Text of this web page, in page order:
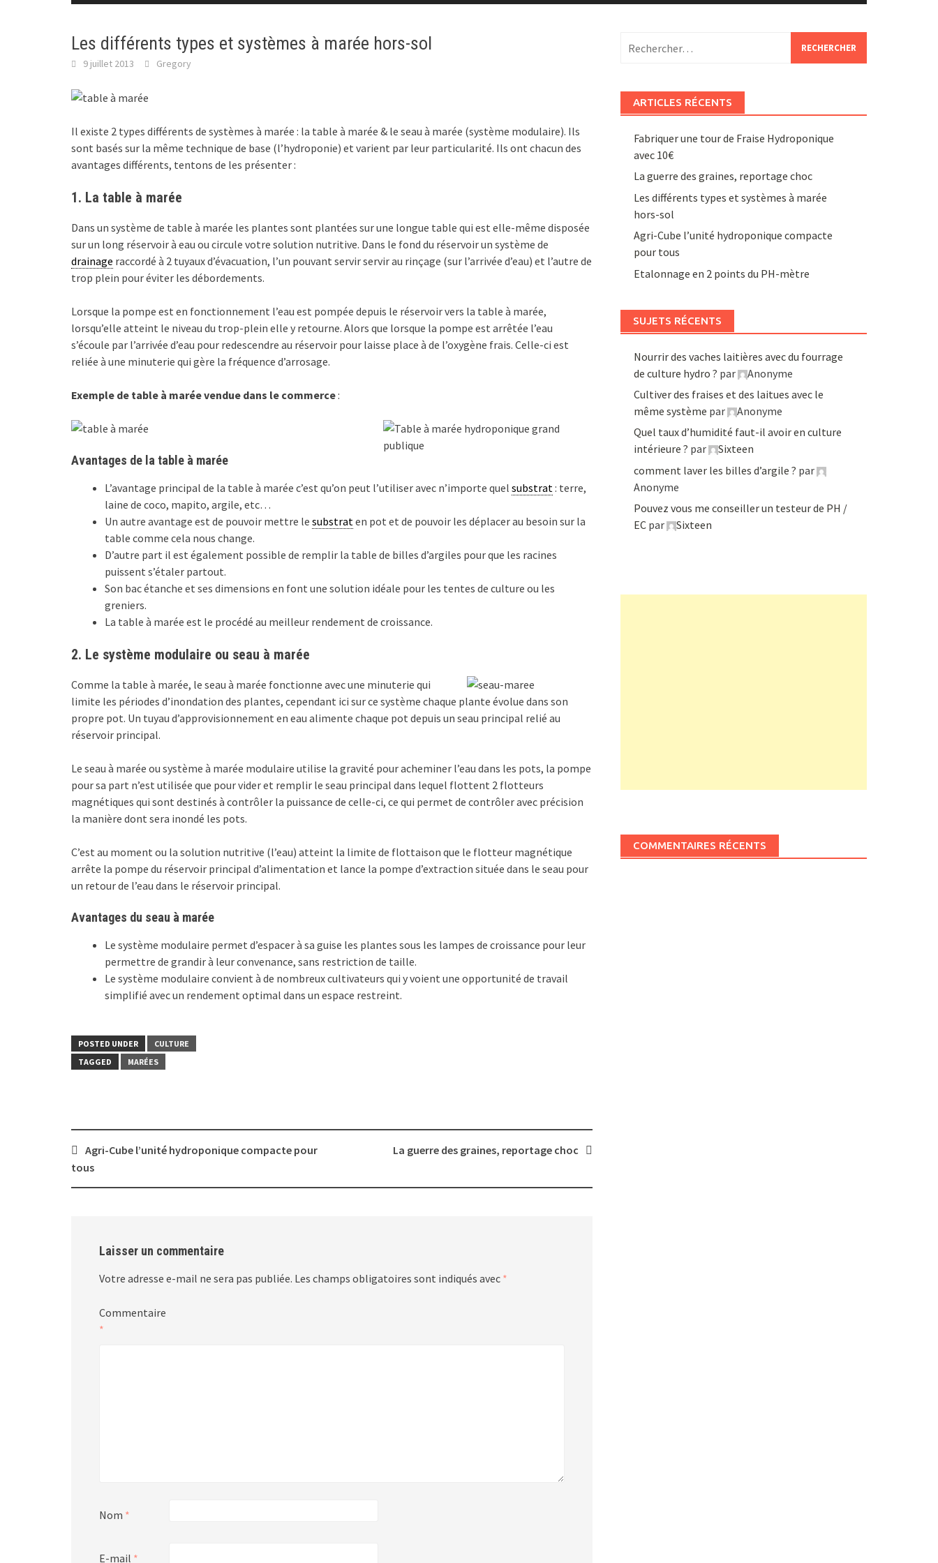
Les différents types et systèmes à marée hors-sol
9 juillet 2013 Gregory
Il existe 2 types différents de systèmes à marée : la table à marée & le seau à marée (système modulaire). Ils
sont basés sur la même technique de base (l’hydroponie) et varient par leur particularité. Ils ont chacun des
avantages différents, tentons de les présenter :
1. La table à marée
Dans un système de table à marée les plantes sont plantées sur une longue table qui est elle-même disposée
sur un long réservoir à eau ou circule votre solution nutritive. Dans le fond du réservoir un système de
drainage raccordé à 2 tuyaux d’évacuation, l’un pouvant servir servir au rinçage (sur l’arrivée d’eau) et l’autre de
trop plein pour éviter les débordements.
Lorsque la pompe est en fonctionnement l’eau est pompée depuis le réservoir vers la table à marée,
lorsqu’elle atteint le niveau du trop-plein elle y retourne. Alors que lorsque la pompe est arrêtée l’eau
s’écoule par l’arrivée d’eau pour redescendre au réservoir pour laisse place à de l’oxygène frais. Celle-ci est
reliée à une minuterie qui gère la fréquence d’arrosage.
Exemple de table à marée vendue dans le commerce:
Avantages de la table à marée
L’avantage principal de la table à marée c’est qu’on peut l’utiliser avec n’importe quel substrat: terre,
laine de coco, mapito, argile, etc…
Un autre avantage est de pouvoir mettre le substraten pot et de pouvoir les déplacer au besoin sur la
table comme cela nous change.
D’autre part il est également possible de remplir la table de billes d’argiles pour que les racines
puissent s’étaler partout.
Son bac étanche et ses dimensions en font une solution idéale pour les tentes de culture ou les
greniers.
La table à marée est le procédé au meilleur rendement de croissance.
2. Le système modulaire ou seau à marée
Comme la table à marée, le seau à marée fonctionne avec une minuterie qui
limite les périodes d’inondation des plantes, cependant ici sur ce système chaque plante évolue dans son
propre pot. Un tuyau d’approvisionnement en eau alimente chaque pot depuis un seau principal relié au
réservoir principal.
Le seau à marée ou système à marée modulaire utilise la gravité pour acheminer l’eau dans les pots, la pompe
pour sa part n’est utilisée que pour vider et remplir le seau principal dans lequel flottent 2 flotteurs
magnétiques qui sont destinés à contrôler la puissance de celle-ci, ce qui permet de contrôler avec précision
la manière dont sera inondé les pots.
C’est au moment ou la solution nutritive (l’eau) atteint la limite de flottaison que le flotteur magnétique
arrête la pompe du réservoir principal d’alimentation et lance la pompe d’extraction située dans le seau pour
un retour de l’eau dans le réservoir principal.
Avantages du seau à marée
Le système modulaire permet d’espacer à sa guise les plantes sous les lampes de croissance pour leur
permettre de grandir à leur convenance, sans restriction de taille.
Le système modulaire convient à de nombreux cultivateurs qui y voient une opportunité de travail
simplifié avec un rendement optimal dans un espace restreint.
POSTED UNDER
CULTURE
TAGGED
MARÉES
Post
navigation
Agri-Cube l’unité hydroponique compacte pour
tous
La guerre des graines, reportage choc
Laisser un commentaire
Votre adresse e-mail ne sera pas publiée. Les champs obligatoires sont indiqués avec *
Commentaire
*
Nom *
E-mail *
ARTICLES RÉCENTS
Fabriquer une tour de Fraise Hydroponique
avec 10€
La guerre des graines, reportage choc
Les différents types et systèmes à marée
hors-sol
Agri-Cube l’unité hydroponique compacte
pour tous
Etalonnage en 2 points du PH-mètre
SUJETS RÉCENTS
Nourrir des vaches laitières avec du fourrage
de culture hydro ? par
Anonyme
Cultiver des fraises et des laitues avec le
même système par
Anonyme
Quel taux d’humidité faut-il avoir en culture
intérieure ? par
Sixteen
comment laver les billes d’argile ? par
Anonyme
Pouvez vous me conseiller un testeur de PH /
ECpar Sixteen
COMMENTAIRES RÉCENTS